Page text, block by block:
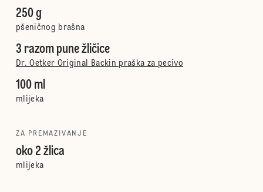
250 g
pšeničnog brašna
3 razom pune žličice
Dr. Oetker Original Backin praška za pecivo
100 ml
mlijeka
ZA PREMAZIVANJE
oko 2 žlica
mlijeka